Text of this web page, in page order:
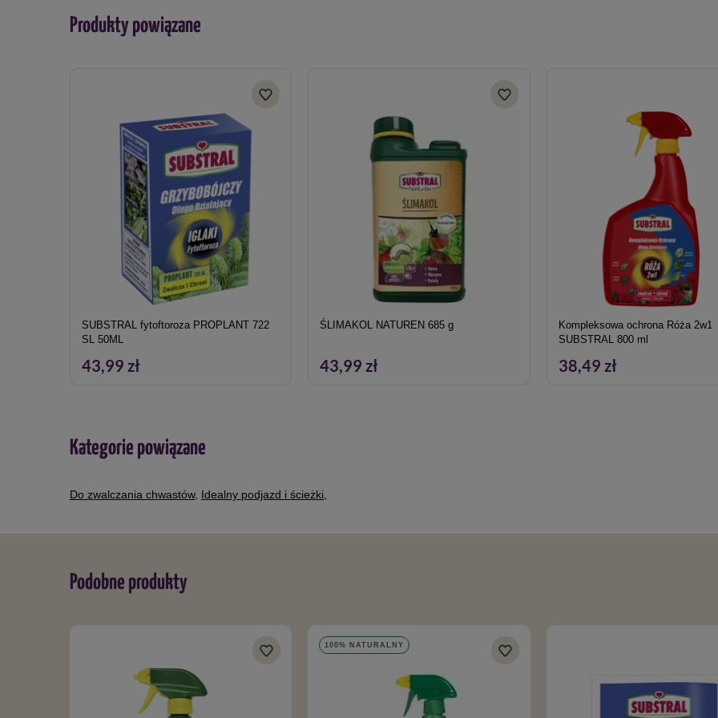
Produkty powiązane
SUBSTRAL fytoftoroza PROPLANT 722
SL 50ML
43,99 zł
ŚLIMAKOL NATUREN 685 g
43,99 zł
Kompleksowa ochrona Róża 2w1
SUBSTRAL 800 ml
38,49 zł
Kategorie powiązane
Do zwalczania chwastów, Idealny podjazd i ścieżki
Podobne produkty
100% NATURALNY